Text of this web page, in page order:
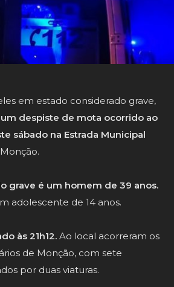
em estado considerado grave,
despiste de mota ocorrido ao
sábado na Estrada Municipal
Monção.
grave é um homem de 39 anos.
adolescente de 14 anos.
às 21h12. Ao local acorreram os
de Monção, com sete
por duas viaturas.